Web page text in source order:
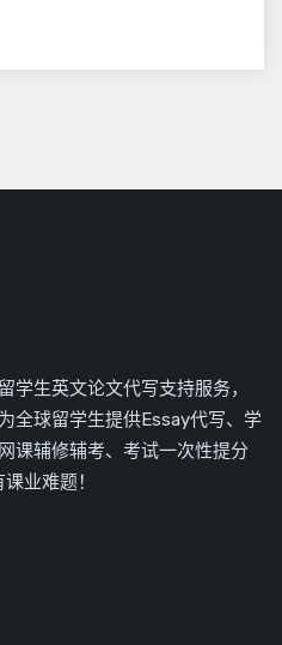
学生英文论文代写支持服务，
全球留学生提供Essay代写、学
课辅修辅考、考试一次性提分
业难题！